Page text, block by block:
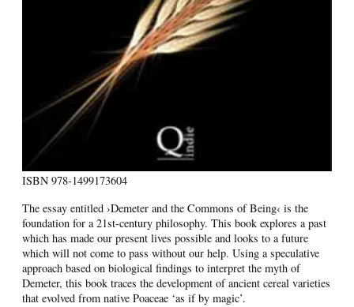
ISBN 978-1499173604
The essay entitled ›Demeter and the Commons of Being‹ is the
foundation for a 21st-century philosophy. This book explores a past
which has made our present lives possible and looks to a future
which will not come to pass without our help. Using a speculative
approach based on biological findings to interpret the myth of
Demeter, this book traces the development of ancient cereal varieties
that evolved from native Poaceae ‘as if by magic’.